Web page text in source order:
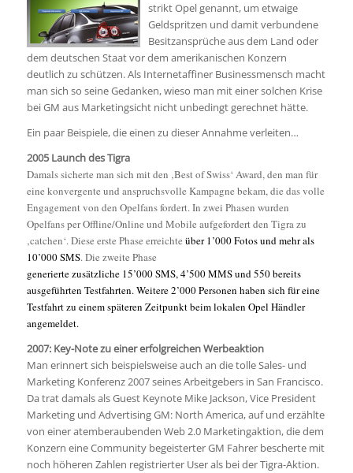
strikt Opel genannt, um etwaige
Geldspritzen und damit verbundene
Besitzansprüche aus dem Land oder
dem deutschen Staat vor dem amerikanischen Konzern
deutlich zu schützen. Als Internetaffiner Businessmensch macht
man sich so seine Gedanken, wieso man mit einer solchen Krise
bei GM aus Marketingsicht nicht unbedingt gerechnet hätte.
Ein paar Beispiele, die einen zu dieser Annahme verleiten…
2005 Launch des Tigra
Damals sicherte man sich mit den ‚Best of Swiss‘ Award, den man für
eine konvergente und anspruchsvolle Kampagne bekam, die das volle
Engagement von den Opelfans fordert. In zwei Phasen wurden
Opelfans per Offline/Online und Mobile aufgefordert den Tigra zu
‚catchen‘. Diese erste Phase erreichte über 1’000 Fotos und mehr als
10’000 SMS. Die zweite Phase
generierte zusätzliche 15’000 SMS, 4’500 MMS und 550 bereits
ausgeführten Testfahrten. Weitere 2’000 Personen haben sich für eine
Testfahrt zu einem späteren Zeitpunkt beim lokalen Opel Händler
angemeldet.
2007: Key-Note zu einer erfolgreichen Werbeaktion
Man erinnert sich beispielsweise auch an die tolle Sales- und
Marketing Konferenz 2007 seines Arbeitgebers in San Francisco.
Da trat damals als Guest Keynote Mike Jackson, Vice President
Marketing und Advertising GM: North America, auf und erzählte
von einer atemberaubenden Web 2.0 Marketingaktion, die dem
Konzern eine Community begeisterter GM Fahrer bescherte mit
noch höheren Zahlen registrierter User als bei der Tigra-Aktion.